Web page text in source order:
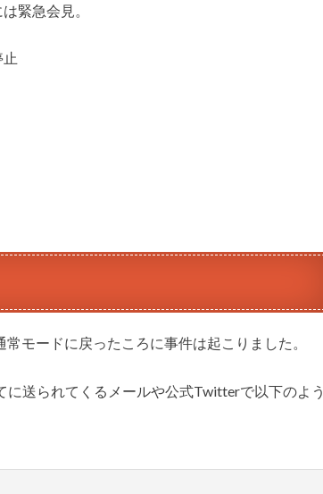
緊急会見。
モードに戻ったころに事件は起こりました。
送られてくるメールや公式Twitterで以下のよう